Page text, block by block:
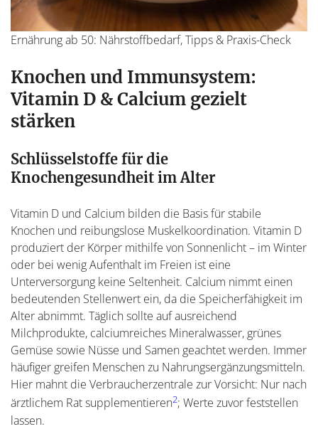
Ernährung ab 50: Nährstoffbedarf, Tipps & Praxis-Check
Knochen und Immunsystem:
Vitamin D & Calcium gezielt
stärken
Schlüsselstoffe für die
Knochengesundheit im Alter
Vitamin D und Calcium bilden die Basis für stabile
Knochen und reibungslose Muskelkoordination. Vitamin D
produziert der Körper mithilfe von Sonnenlicht – im Winter
oder bei wenig Aufenthalt im Freien ist eine
Unterversorgung keine Seltenheit. Calcium nimmt einen
bedeutenden Stellenwert ein, da die Speicherfähigkeit im
Alter abnimmt. Täglich sollte auf ausreichend
Milchprodukte, calciumreiches Mineralwasser, grünes
Gemüse sowie Nüsse und Samen geachtet werden. Immer
häufiger greifen Menschen zu Nahrungsergänzungsmitteln.
Hier mahnt die Verbraucherzentrale zur Vorsicht: Nur nach
ärztlichem Rat supplementieren2; Werte zuvor feststellen
lassen.